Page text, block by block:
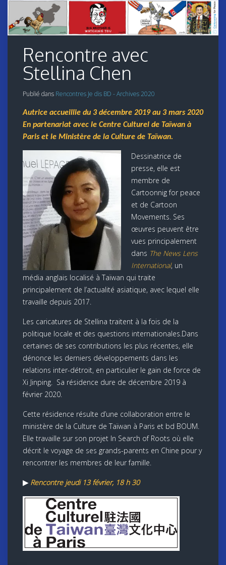
Rencontre avec
Stellina Chen
Publié dans Rencontres Je dis BD - Archives 2020
Autrice accueillie du 3 décembre 2019 au 3 mars 2020
En partenariat avec le Centre Culturel de Taïwan à
Paris et le Ministère de la Culture de Taïwan.
Dessinatrice de
presse, elle est
membre de
Cartoonnig for peace
et de Cartoon
Movements. Ses
œuvres peuvent être
vues principalement
dans The News Lens
International, un
média anglais localisé à Taïwan qui traite
principalement de l’actualité asiatique, avec lequel elle
travaille depuis 2017.
Les caricatures de Stellina traitent à la fois de la
politique locale et des questions internationales.Dans
certaines de ses contributions les plus récentes, elle
dénonce les derniers développements dans les
relations inter-détroit, en particulier le gain de force de
Xi Jinping. Sa résidence dure de décembre 2019 à
février 2020.
Cette résidence résulte d’une collaboration entre le
ministère de la Culture de Taïwan à Paris et bd BOUM.
Elle travaille sur son projet In Search of Roots où elle
décrit le voyage de ses grands-parents en Chine pour y
rencontrer les membres de leur famille.
▶Rencontre jeudi 13 février, 18 h 30